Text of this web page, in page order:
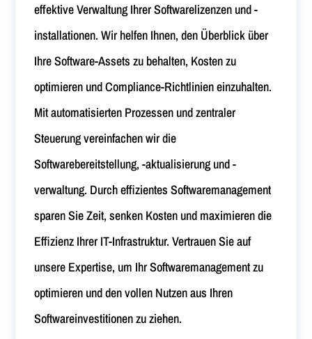
effektive Verwaltung Ihrer Softwarelizenzen und -
installationen. Wir helfen Ihnen, den Überblick über
Ihre Software-Assets zu behalten, Kosten zu
optimieren und Compliance-Richtlinien einzuhalten.
Mit automatisierten Prozessen und zentraler
Steuerung vereinfachen wir die
Softwarebereitstellung, -aktualisierung und -
verwaltung. Durch effizientes Softwaremanagement
sparen Sie Zeit, senken Kosten und maximieren die
Effizienz Ihrer IT-Infrastruktur. Vertrauen Sie auf
unsere Expertise, um Ihr Softwaremanagement zu
optimieren und den vollen Nutzen aus Ihren
Softwareinvestitionen zu ziehen.